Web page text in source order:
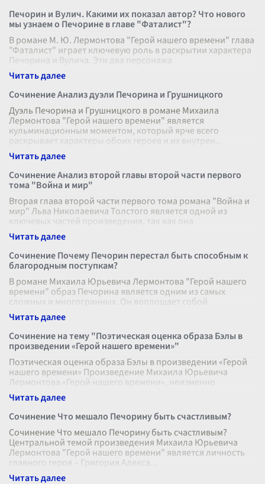
Печорин и Вулич. Какими их показал автор? Что нового
мы узнаем о Печорине в главе "Фаталист"?
В романе М. Ю. Лермонтова "Герой нашего времени" глава
"Фаталист" играет ключевую роль в раскрытии характера
Печорина и Вулича. Эти два персонажа
противопоставлены друг другу в кон
Сочинение Анализ дуэли Печорина и Грушницкого
Дуэль Печорина и Грушницкого в романе Михаила
Лермонтова "Герой нашего времени" является
кульминационным моментом, который ярче всего
раскрывает характеры обоих героев и их внутрен
Сочинение Анализ второй главы второй части первого
тома "Война и мир"
Вторая глава второй части первого тома романа "Война и
мир" Льва Николаевича Толстого является одной из
ключевых частей произведения, так как она
предоставляет читателям глубокое п
Сочинение Почему Печорин перестал быть способным к
благородным поступкам?
В романе Михаила Юрьевича Лермонтова "Герой нашего
времени" образ Печорина является одним из самых
сложных и многогранных. Он воплощает собой
противоречия и внутренние конфликты, р
Сочинение на тему "Поэтическая оценка образа Бэлы в
произведении «Герой нашего времени»"
Поэтическая оценка образа Бэлы в произведении «Герой
нашего времени» Произведение Михаила Юрьевича
Лермонтова «Герой нашего времени», неизменно
привлекающее внимание читателей и к
Сочинение Что мешало Печорину быть счастливым?
Сочинение Что мешало Печорину быть счастливым?
Центральной темой произведения Михаила Юрьевича
Лермонтова "Герой нашего времени" является личность
главного героя – Григория Алекса